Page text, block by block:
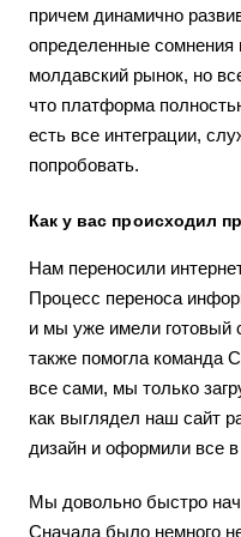
причем динамично
определенные сомнения
молдавский рынок, но
что платформа
есть все интеграции,
попробовать.
Как у вас происходил
Нам переносили
Процесс переноса
и мы уже имели готовый
также помогла команда
все сами, мы только
как выглядел наш сайт
дизайн и оформили все
Мы довольно быстро
Сначала было немного